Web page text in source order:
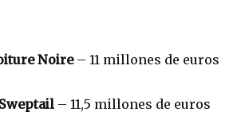
Noire– 11 millones de euros
– 11,5 millones de euros